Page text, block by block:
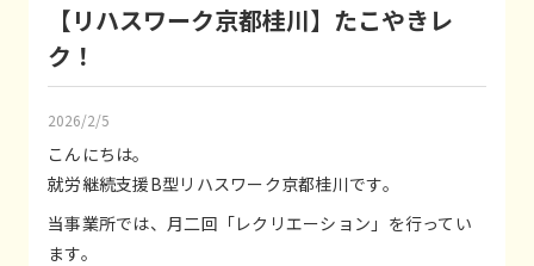
【リハスワーク京都桂川】たこやきレ
ク！
2026/2/5
こんにちは。
就労継続支援B型リハスワーク京都桂川です。
当事業所では、月二回「レクリエーション」を行ってい
ます。